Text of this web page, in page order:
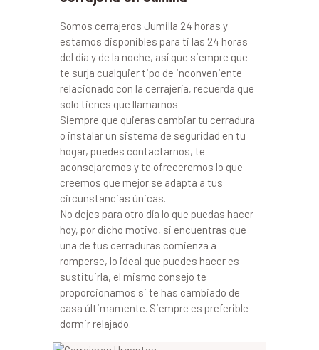
Somos cerrajeros Jumilla 24 horas y
estamos disponibles para ti las 24 horas
del día y de la noche, así que siempre que
te surja cualquier tipo de inconveniente
relacionado con la cerrajería, recuerda que
solo tienes que llamarnos
Siempre que quieras cambiar tu cerradura
o instalar un sistema de seguridad en tu
hogar, puedes contactarnos, te
aconsejaremos y te ofreceremos lo que
creemos que mejor se adapta a tus
circunstancias únicas.
No dejes para otro día lo que puedas hacer
hoy, por dicho motivo, si encuentras que
una de tus cerraduras comienza a
romperse, lo ideal que puedes hacer es
sustituirla, el mismo consejo te
proporcionamos si te has cambiado de
casa últimamente. Siempre es preferible
dormir relajado.